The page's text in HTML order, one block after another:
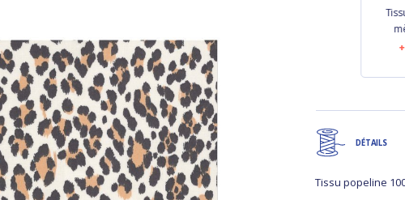
7,00 €
DÉTAILS
Tissu popeline